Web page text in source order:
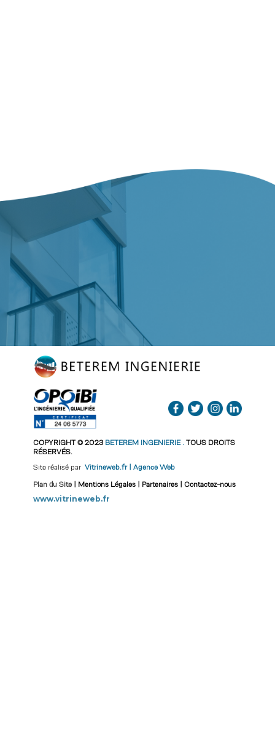
COPYRIGHT © 2023 BETEREM INGENIERIE . TOUS DROITS
RÉSERVÉS.
Site réalisé par Vitrineweb.fr | Agence Web
Plan du Site | Mentions Légales | Partenaires | Contactez-nous
www.vitrineweb.fr